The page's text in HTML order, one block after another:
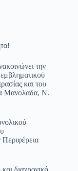
την
και του
Μανολαδα, Ν.